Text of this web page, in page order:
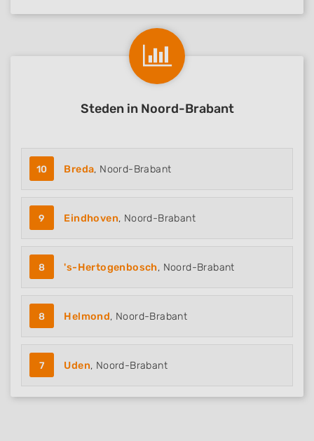
Steden in Noord-Brabant
10 Breda, Noord-Brabant
9 Eindhoven, Noord-Brabant
8 's-Hertogenbosch, Noord-Brabant
8 Helmond, Noord-Brabant
7 Uden, Noord-Brabant